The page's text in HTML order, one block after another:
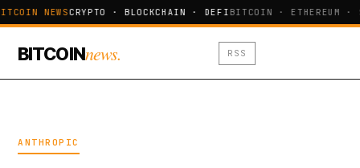
NEWSCRYPTO · BLOCKCHAIN · DEFIBITCOIN · ETHEREUM ·
BITCOINnews. RSS
ANTHROPIC